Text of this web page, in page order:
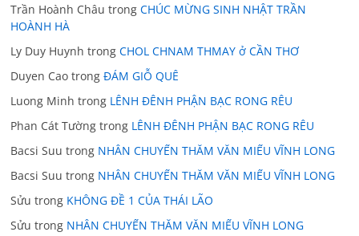
Trần Hoành Châu trongCHÚC MỪNG SINH NHẬT TRẦN
HOÀNH HÀ
Ly Duy Huynh trongCHOL CHNAM THMAY ở CẦN THƠ
Duyen Cao trongĐÁM GIỖ QUÊ
Luong Minh trong LÊNH ĐÊNH PHẬN BẠC RONG RÊU
Phan Cát Tường trong LÊNH ĐÊNH PHẬN BẠC RONG RÊU
Bacsi Suu trong NHÂN CHUYẾN THĂM VĂN MIẾU VĨNH LONG
Bacsi Suu trong NHÂN CHUYẾN THĂM VĂN MIẾU VĨNH LONG
Sửu trong KHÔNG ĐỀ 1 CỦA THÁI LÃO
Sửu trong NHÂN CHUYẾN THĂM VĂN MIẾU VĨNH LONG